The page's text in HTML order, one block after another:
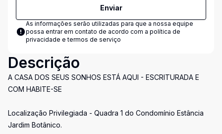
Enviar
As informações serão utilizadas para que a nossa equipe
possa entrar em contato de acordo com a política de
privacidade e termos de serviço
Descrição
A CASA DOS SEUS SONHOS ESTÁ AQUI - ESCRITURADA E
COM HABITE-SE
Localização Privilegiada - Quadra 1 do Condomínio Estância
Jardim Botânico.